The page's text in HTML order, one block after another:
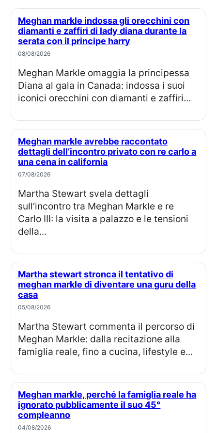
Meghan markle indossa gli orecchini con
diamanti e zaffiri di lady diana durante la
serata con il principe harry
08/08/2026
Meghan Markle omaggia la principessa
Diana al gala in Canada: indossa i suoi
iconici orecchini con diamanti e zaffiri...
Meghan markle avrebbe raccontato
dettagli dell’incontro privato con re carlo a
una cena in california
07/08/2026
Martha Stewart svela dettagli
sull’incontro tra Meghan Markle e re
Carlo III: la visita a palazzo e le tensioni
della...
Martha stewart stronca il tentativo di
meghan markle di diventare una guru della
casa
05/08/2026
Martha Stewart commenta il percorso di
Meghan Markle: dalla recitazione alla
famiglia reale, fino a cucina, lifestyle e...
Meghan markle, perché la famiglia reale ha
ignorato pubblicamente il suo 45°
compleanno
04/08/2026